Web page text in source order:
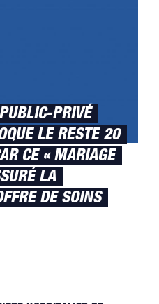
PRIVÉ
LE RESTE 20
CE « MARIAGE
LA
DE SOINS